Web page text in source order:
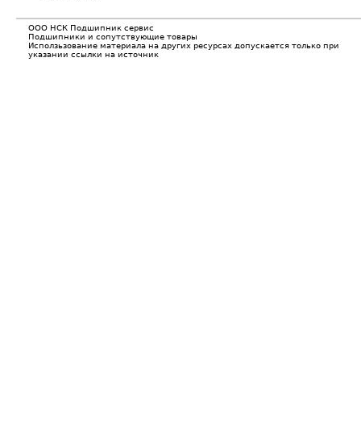
ООО НСК Подшипник сервис
Подшипники и сопутствующие товары
Исползьзование материала на других ресурсах допускается только при
указании ссылки на источник